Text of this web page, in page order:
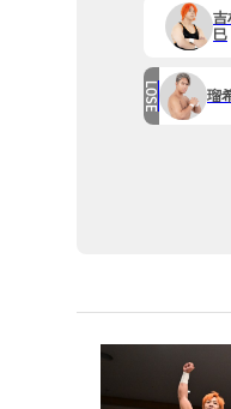
吉
巳
LOSE 瑠